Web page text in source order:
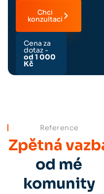
Chci
konzultaci
Cena za
dotaz -
od 1 000
Kč
Reference
Zpětná
od mé
komunity